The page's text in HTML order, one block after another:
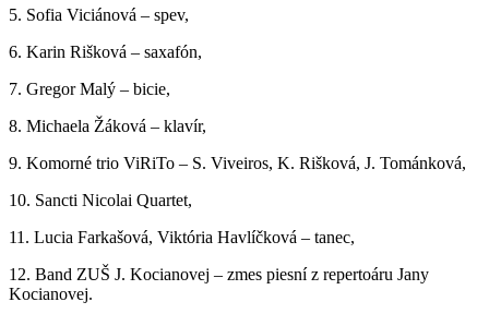
5. Sofia Viciánová – spev,
6. Karin Rišková – saxafón,
7. Gregor Malý – bicie,
8. Michaela Žáková – klavír,
9. Komorné trio ViRiTo – S. Viveiros, K. Rišková, J. Tománková,
10. Sancti Nicolai Quartet,
11. Lucia Farkašová, Viktória Havlíčková – tanec,
12. Band ZUŠ J. Kocianovej – zmes piesní z repertoáru Jany
Kocianovej.